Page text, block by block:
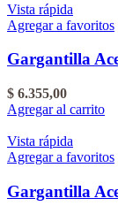
Vista rápida
Agregar a favoritos
Gargantilla
$ 6.355,00
Agregar al carrito
Vista rápida
Agregar a favoritos
Gargantilla